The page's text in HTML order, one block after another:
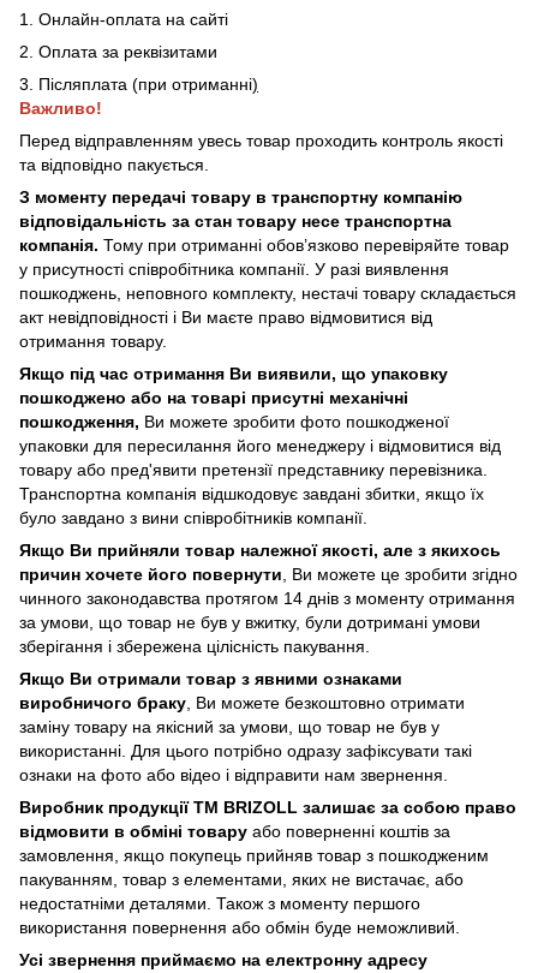
1. Онлайн-оплата на сайті
2. Оплата за реквізитами
3. Післяплата (при отриманні)
Важливо!
Перед відправленням увесь товар проходить контроль якості
та відповідно пакується.
З моменту передачі товару в транспортну компанію
відповідальність за стан товару несе транспортна
компанія. Тому при отриманні обов’язково перевіряйте товар
у присутності співробітника компанії. У разі виявлення
пошкоджень, неповного комплекту, нестачі товару складається
акт невідповідності і Ви маєте право відмовитися від
отримання товару.
Якщо під час отримання Ви виявили, що упаковку
пошкоджено або на товарі присутні механічні
пошкодження, Ви можете зробити фото пошкодженої
упаковки для пересилання його менеджеру і відмовитися від
товару або пред'явити претензії представнику перевізника.
Транспортна компанія відшкодовує завдані збитки, якщо їх
було завдано з вини співробітників компанії.
Якщо Ви прийняли товар належної якості, але з якихось
причин хочете його повернути, Ви можете це зробити згідно
чинного законодавства протягом 14 днів з моменту отримання
за умови, що товар не був у вжитку, були дотримані умови
зберігання і збережена цілісність пакування.
Якщо Ви отримали товар з явними ознаками
виробничого браку, Ви можете безкоштовно отримати
заміну товару на якісний за умови, що товар не був у
використанні. Для цього потрібно одразу зафіксувати такі
ознаки на фото або відео і відправити нам звернення.
Виробник продукції ТМ BRIZOLL залишає за собою право
відмовити в обміні товару або поверненні коштів за
замовлення, якщо покупець прийняв товар з пошкодженим
пакуванням, товар з елементами, яких не вистачає, або
недостатніми деталями. Також з моменту першого
використання повернення або обмін буде неможливий.
Усі звернення приймаємо на електронну адресу